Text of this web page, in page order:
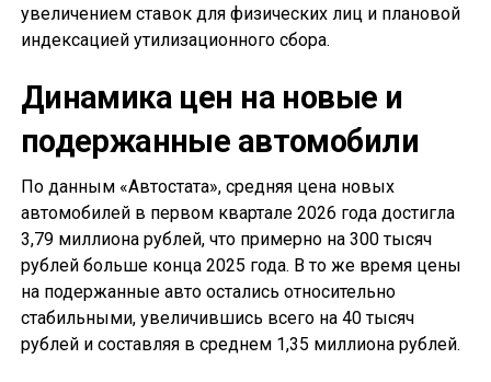
увеличением ставок для физических лиц и плановой
индексацией утилизационного сбора.
Динамика цен на новые и
подержанные автомобили
По данным «Автостата», средняя цена новых
автомобилей в первом квартале 2026 года достигла
3,79 миллиона рублей, что примерно на 300 тысяч
рублей больше конца 2025 года. В то же время цены
на подержанные авто остались относительно
стабильными, увеличившись всего на 40 тысяч
рублей и составляя в среднем 1,35 миллиона рублей.